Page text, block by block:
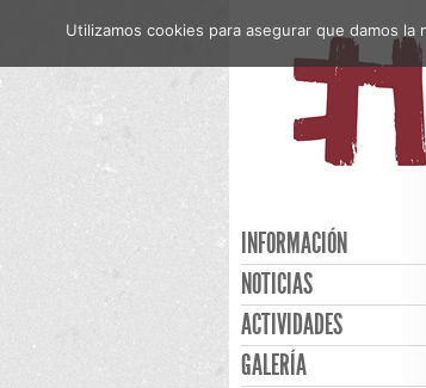
INFORMACIÓN
NOTICIAS
ACTIVIDADES
GALERÍA
Utilizamos cookies para asegurar que damos